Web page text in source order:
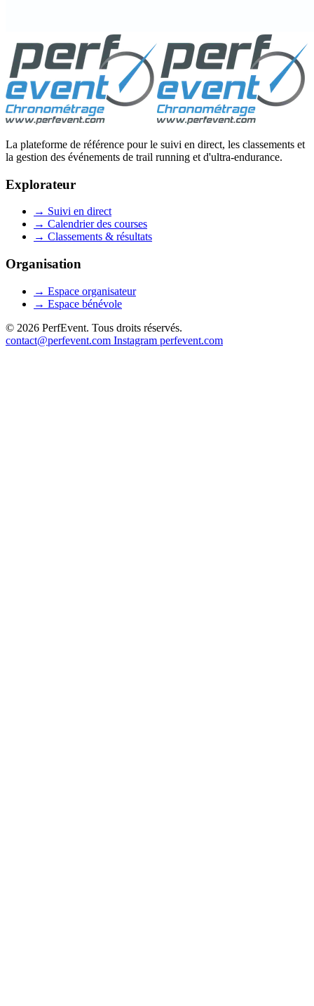
La plateforme de référence pour le suivi en direct, les classements et
la gestion des événements de trail running et d'ultra-endurance.
Explorateur
→ Suivi en direct
→ Calendrier des courses
→ Classements & résultats
Organisation
→ Espace organisateur
→ Espace bénévole
© 2026 PerfEvent. Tous droits réservés.
contact@perfevent.com Instagram perfevent.com